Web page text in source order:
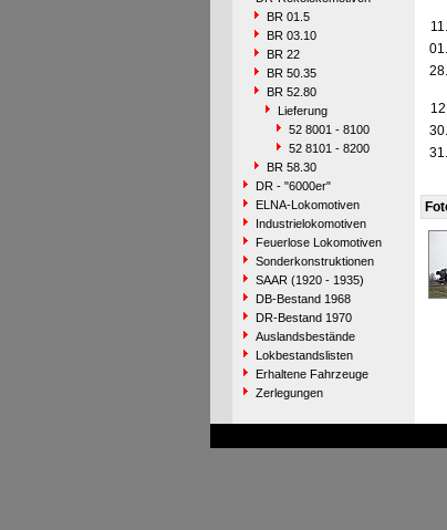
BR 01.5
BR 03.10
BR 22
BR 50.35
BR 52.80
Lieferung
52 8001 - 8100
52 8101 - 8200
BR 58.30
DR - "6000er"
ELNA-Lokomotiven
Industrielokomotiven
Feuerlose Lokomotiven
Sonderkonstruktionen
SAAR (1920 - 1935)
DB-Bestand 1968
DR-Bestand 1970
Auslandsbestände
Lokbestandslisten
Erhaltene Fahrzeuge
Zerlegungen